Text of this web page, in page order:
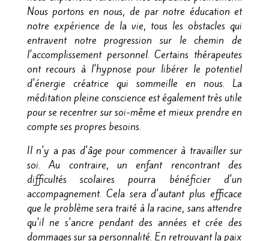
Nous portons en nous, de par notre éducation et
notre expérience de la vie, tous les obstacles qui
entravent notre progression sur le chemin de
l'accomplissement personnel. Certains thérapeutes
ont recours à l'hypnose pour libérer le potentiel
d'énergie créatrice qui sommeille en nous. La
méditation pleine conscience est également très utile
pour se recentrer sur soi-même et mieux prendre en
compte ses propres besoins.
Il n'y a pas d'âge pour commencer à travailler sur
soi. Au contraire, un enfant rencontrant des
difficultés scolaires pourra bénéficier d'un
accompagnement. Cela sera d'autant plus efficace
que le problème sera traité à la racine, sans attendre
qu'il ne s'ancre pendant des années et crée des
dommages sur sa personnalité. En retrouvant la paix